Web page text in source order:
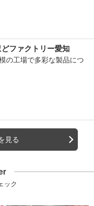
ファクトリー愛知
の工場で多彩な製品につ
見る
ック